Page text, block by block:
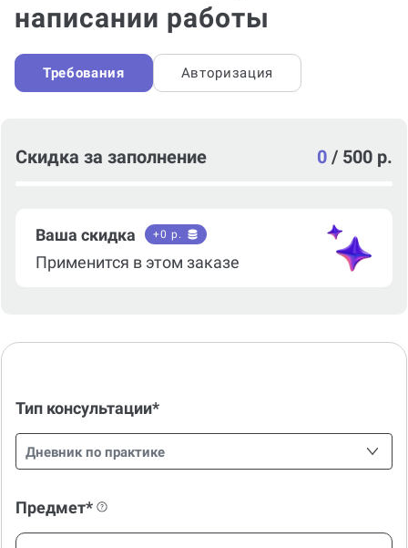
написании работы
Требования Авторизация
Скидка за заполнение 0 / 500 р.
Ваша скидка +0 р.
Применится в этом заказе
Тип консультации*
Дневник по практике
Предмет*